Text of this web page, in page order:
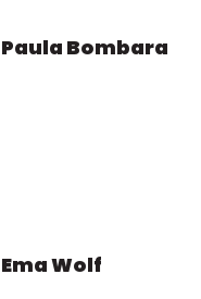
Paula Bombara
Ema Wolf